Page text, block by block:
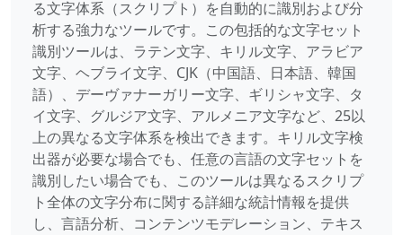
る文字体系（スクリプト）を自動的に識別および分
析する強力なツールです。この包括的な文字セット
識別ツールは、ラテン文字、キリル文字、アラビア
文字、ヘブライ文字、CJK（中国語、日本語、韓国
語）、デーヴァナーガリー文字、ギリシャ文字、タ
イ文字、グルジア文字、アルメニア文字など、25以
上の異なる文字体系を検出できます。キリル文字検
出器が必要な場合でも、任意の言語の文字セットを
識別したい場合でも、このツールは異なるスクリプ
ト全体の文字分布に関する詳細な統計情報を提供
し、言語分析、コンテンツモデレーション、テキス